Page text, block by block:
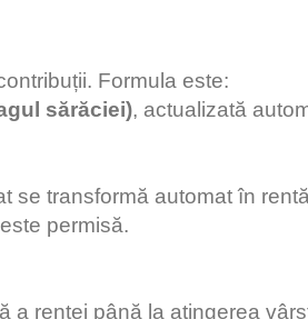
Formula este:
sărăciei), actualizată
se transformă automat în
permisă.
a rentei până la atingerea